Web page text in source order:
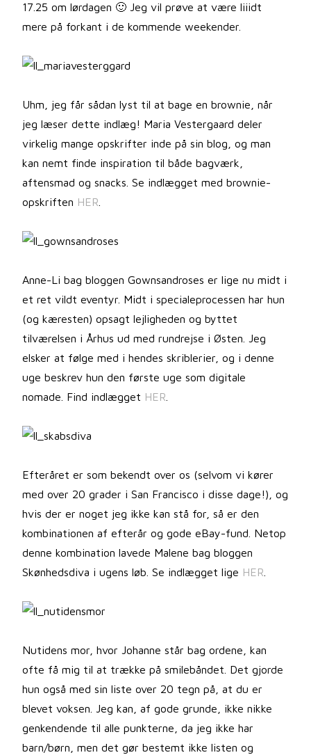
17.25 om lørdagen 🙂 Jeg vil prøve at være liiidt
mere på forkant i de kommende weekender.
Uhm, jeg får sådan lyst til at bage en brownie, når
jeg læser dette indlæg! Maria Vestergaard deler
virkelig mange opskrifter inde på sin blog, og man
kan nemt finde inspiration til både bagværk,
aftensmad og snacks. Se indlægget med brownie-
opskriften HER
Anne-Li bag bloggen Gownsandroses er lige nu midt i
et ret vildt eventyr. Midt i specialeprocessen har hun
(og kæresten) opsagt lejligheden og byttet
tilværelsen i Århus ud med rundrejse i Østen. Jeg
elsker at følge med i hendes skriblerier, og i denne
uge beskrev hun den første uge som digitale
nomade. Find indlægget HER
Efteråret er som bekendt over os (selvom vi kører
med over 20 grader i San Francisco i disse dage!), og
hvis der er noget jeg ikke kan stå for, så er den
kombinationen af efterår og gode eBay-fund. Netop
denne kombination lavede Malene bag bloggen
Skønhedsdiva i ugens løb. Se indlægget lige HER
Nutidens mor, hvor Johanne står bag ordene, kan
ofte få mig til at trække på smilebåndet. Det gjorde
hun også med sin liste over 20 tegn på, at du er
blevet voksen. Jeg kan, af gode grunde, ikke nikke
genkendende til alle punkterne, da jeg ikke har
barn/børn, men det gør bestemt ikke listen og